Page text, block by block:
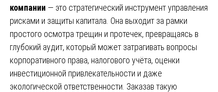
компании — это стратегический инструмент управления
рисками и защиты капитала. Она выходит за рамки
простого осмотра трещин и протечек, превращаясь в
глубокий аудит, который может затрагивать вопросы
корпоративного права, налогового учёта, оценки
инвестиционной привлекательности и даже
экологической ответственности. Заказав такую